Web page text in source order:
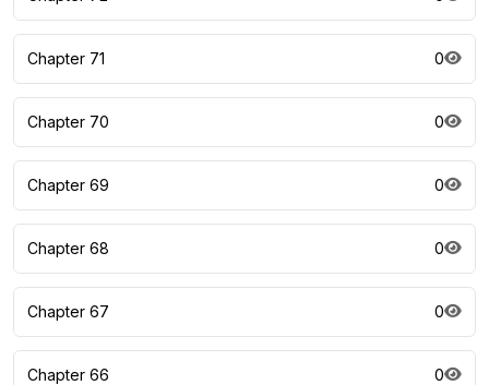
Chapter 71 0
Chapter 70 0
Chapter 69 0
Chapter 68 0
Chapter 67 0
Chapter 66 0